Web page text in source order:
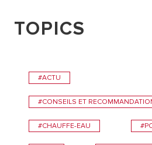
TOPICS
#ACTU
#CONSEILS ET
#CHAUFFE-EAU